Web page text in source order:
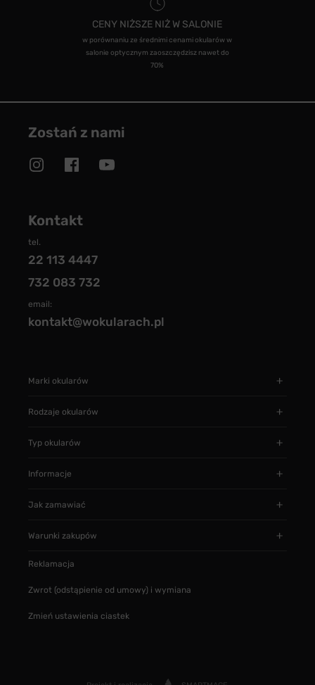
CENY NIŻSZE NIŻ W SALONIE
w porównaniu ze średnimi cenami okularów w
salonie optycznym zaoszczędzisz nawet do
70%
Zostań z nami
Kontakt
tel.
22 113 4447
732 083 732
email:
kontakt@wokularach.pl
Marki okularów
Rodzaje okularów
Typ okularów
Informacje
Jak zamawiać
Warunki zakupów
Reklamacja
Zwrot (odstąpienie od umowy) i wymiana
Zmień ustawienia ciastek